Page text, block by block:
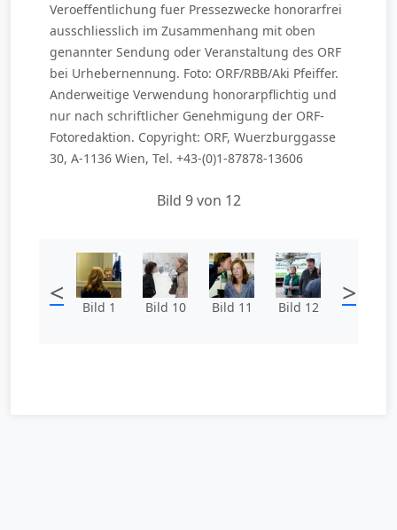
Veroeffentlichung fuer Pressezwecke honorarfrei
ausschliesslich im Zusammenhang mit oben
genannter Sendung oder Veranstaltung des ORF
bei Urhebernennung. Foto: ORF/RBB/Aki Pfeiffer.
Anderweitige Verwendung honorarpflichtig und
nur nach schriftlicher Genehmigung der ORF-
Fotoredaktion. Copyright: ORF, Wuerzburggasse
30, A-1136 Wien, Tel. +43-(0)1-87878-13606
Bild 9 von 12
< Bild 1 Bild 10 Bild 11 Bild 12 >